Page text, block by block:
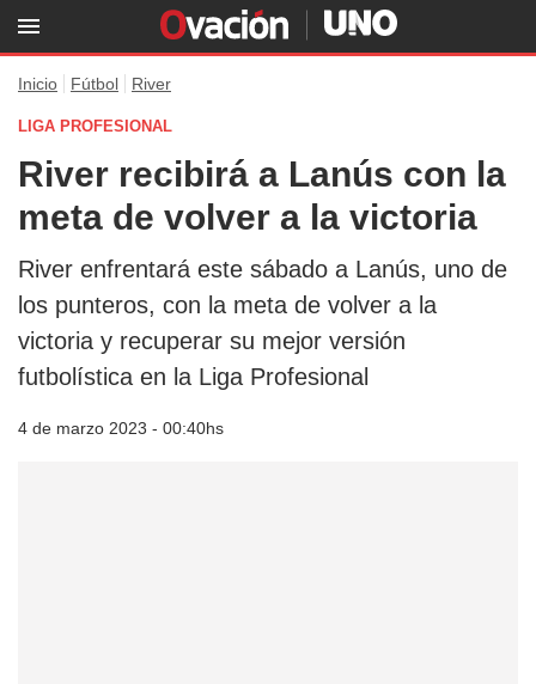
Inicio Fútbol River
LIGA PROFESIONAL
River recibirá a Lanús con la
meta de volver a la victoria
River enfrentará este sábado a Lanús, uno de
los punteros, con la meta de volver a la
victoria y recuperar su mejor versión
futbolística en la Liga Profesional
4 de marzo 2023 - 00:40hs